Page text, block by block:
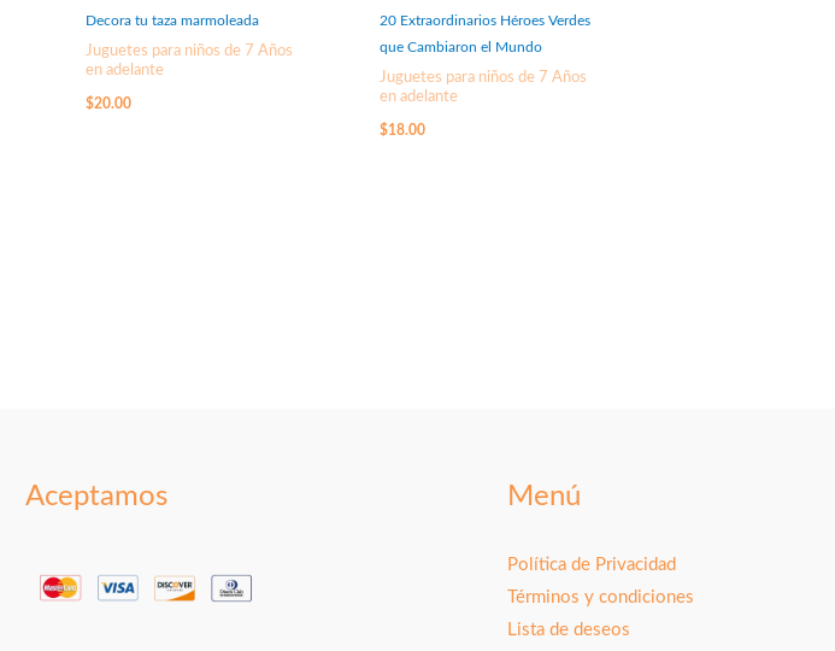
Decora tu taza marmoleada
Juguetes para niños de 7 Años
en adelante
$20.00
20 Extraordinarios Héroes Verdes
que Cambiaron el Mundo
Juguetes para niños de 7 Años
en adelante
$18.00
Aceptamos Menú
Política de Privacidad
Términos y condiciones
Lista de deseos